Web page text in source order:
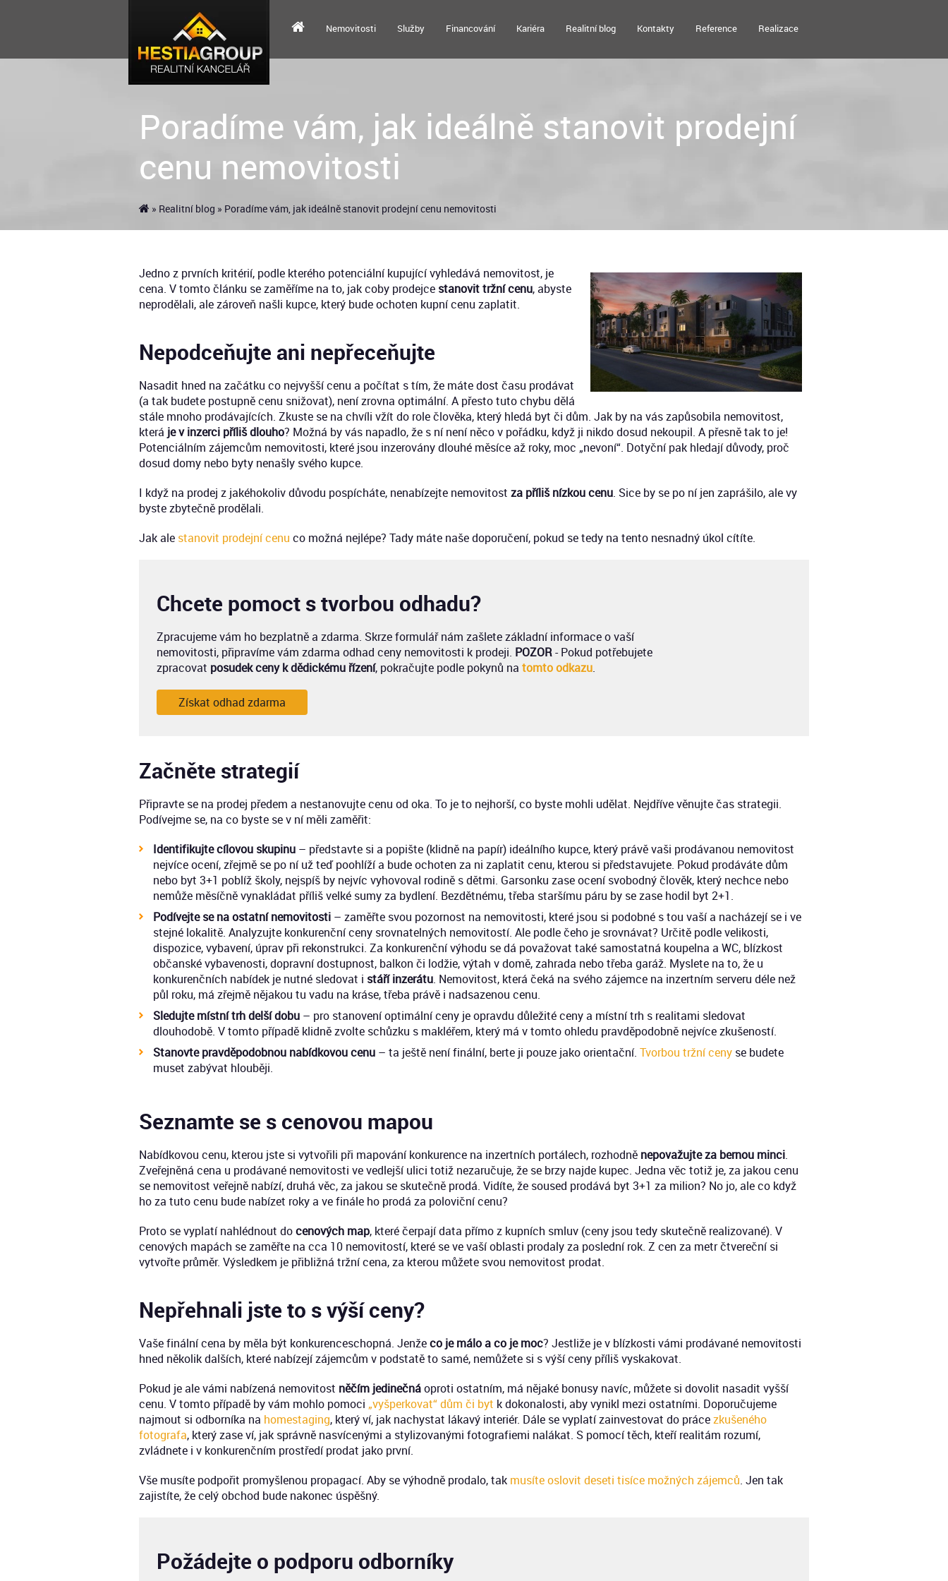
Nemovitosti Služby Financování Kariéra Realitní blog Kontakty Reference Realizace
Poradíme vám, jak ideálně stanovit prodejní
cenu nemovitosti
» Realitní blog » Poradíme vám, jak ideálně stanovit prodejní cenu nemovitosti
Jedno z prvních kritérií, podle kterého potenciální kupující vyhledává nemovitost, je
cena. V tomto článku se zaměříme na to, jak coby prodejce stanovit tržní cenu, abyste
neprodělali, ale zároveň našli kupce, který bude ochoten kupní cenu zaplatit.
Nepodceňujte ani nepřeceňujte
Nasadit hned na začátku co nejvyšší cenu a počítat s tím, že máte dost času prodávat
(a tak budete postupně cenu snižovat), není zrovna optimální. A přesto tuto chybu dělá
stále mnoho prodávajících. Zkuste se na chvíli vžít do role člověka, který hledá byt či dům. Jak by na vás zapůsobila nemovitost,
která je v inzerci příliš dlouho? Možná by vás napadlo, že s ní není něco v pořádku, když ji nikdo dosud nekoupil. A přesně tak to je!
Potenciálním zájemcům nemovitosti, které jsou inzerovány dlouhé měsíce až roky, moc „nevoní“. Dotyční pak hledají důvody, proč
dosud domy nebo byty nenašly svého kupce.
I když na prodej z jakéhokoliv důvodu pospícháte, nenabízejte nemovitost za příliš nízkou cenu. Sice by se po ní jen zaprášilo, ale vy
byste zbytečně prodělali.
Jak ale stanovit prodejní cenu co možná nejlépe? Tady máte naše doporučení, pokud se tedy na tento nesnadný úkol cítíte.
Chcete pomoct s tvorbou odhadu?
Zpracujeme vám ho bezplatně a zdarma. Skrze formulář nám zašlete základní informace o vaší
nemovitosti, připravíme vám zdarma odhad ceny nemovitosti k prodeji. POZOR- Pokud potřebujete
zpracovat posudek ceny k dědickému řízení, pokračujte podle pokynů na tomto odkazu.
Získat odhad zdarma
Začněte strategií
Připravte se na prodej předem a nestanovujte cenu od oka. To je to nejhorší, co byste mohli udělat. Nejdříve věnujte čas strategii.
Podívejme se, na co byste se v ní měli zaměřit:
Identifikujte cílovou skupinu – představte si a popište (klidně na papír) ideálního kupce, který právě vaši prodávanou nemovitost
nejvíce ocení, zřejmě se po ní už teď poohlíží a bude ochoten za ni zaplatit cenu, kterou si představujete. Pokud prodáváte dům
nebo byt 3+1 poblíž školy, nejspíš by nejvíc vyhovoval rodině s dětmi. Garsonku zase ocení svobodný člověk, který nechce nebo
nemůže měsíčně vynakládat příliš velké sumy za bydlení. Bezdětnému, třeba staršímu páru by se zase hodil byt 2+1.
Podívejte se na ostatní nemovitosti – zaměřte svou pozornost na nemovitosti, které jsou si podobné s tou vaší a nacházejí se i ve
stejné lokalitě. Analyzujte konkurenční ceny srovnatelných nemovitostí. Ale podle čeho je srovnávat? Určitě podle velikosti,
dispozice, vybavení, úprav při rekonstrukci. Za konkurenční výhodu se dá považovat také samostatná koupelna a WC, blízkost
občanské vybavenosti, dopravní dostupnost, balkon či lodžie, výtah v domě, zahrada nebo třeba garáž. Myslete na to, že u
konkurenčních nabídek je nutné sledovat i stáří inzerátu. Nemovitost, která čeká na svého zájemce na inzertním serveru déle než
půl roku, má zřejmě nějakou tu vadu na kráse, třeba právě i nadsazenou cenu.
Sledujte místní trh delší dobu – pro stanovení optimální ceny je opravdu důležité ceny a místní trh s realitami sledovat
dlouhodobě. V tomto případě klidně zvolte schůzku s makléřem, který má v tomto ohledu pravděpodobně nejvíce zkušeností.
Stanovte pravděpodobnou nabídkovou cenu – ta ještě není finální, berte ji pouze jako orientační. Tvorbou tržní ceny se budete
muset zabývat hlouběji.
Seznamte se s cenovou mapou
Nabídkovou cenu, kterou jste si vytvořili při mapování konkurence na inzertních portálech, rozhodně nepovažujte za bernou minci.
Zveřejněná cena u prodávané nemovitosti ve vedlejší ulici totiž nezaručuje, že se brzy najde kupec. Jedna věc totiž je, za jakou cenu
se nemovitost veřejně nabízí, druhá věc, za jakou se skutečně prodá. Vidíte, že soused prodává byt 3+1 za milion? No jo, ale co když
ho za tuto cenu bude nabízet roky a ve finále ho prodá za poloviční cenu?
Proto se vyplatí nahlédnout docenových map, které čerpají data přímo z kupních smluv (ceny jsou tedy skutečně realizované). V
cenových mapách se zaměřte na cca 10 nemovitostí, které se ve vaší oblasti prodaly za poslední rok. Z cen za metr čtvereční si
vytvořte průměr. Výsledkem je přibližná tržní cena, za kterou můžete svou nemovitost prodat.
Nepřehnali jste to s výší ceny?
Vaše finální cena by měla být konkurenceschopná. Jenžeco je málo a co je moc? Jestliže je v blízkosti vámi prodávané nemovitosti
hned několik dalších, které nabízejí zájemcům v podstatě to samé, nemůžete si s výší ceny příliš vyskakovat.
Pokud je ale vámi nabízená nemovitost něčím jedinečnáoproti ostatním, má nějaké bonusy navíc, můžete si dovolit nasadit vyšší
cenu. V tomto případě by vám mohlo pomoci „vyšperkovat“ dům či byt k dokonalosti, aby vynikl mezi ostatními. Doporučujeme
najmout si odborníka na homestaging, který ví, jak nachystat lákavý interiér. Dále se vyplatí zainvestovat do prácezkušeného
fotografa, který zase ví, jak správně nasvícenými a stylizovanými fotografiemi nalákat. S pomocí těch, kteří realitám rozumí,
zvládnete i v konkurenčním prostředí prodat jako první.
Vše musíte podpořit promyšlenou propagací. Aby se výhodně prodalo, tak musíte oslovit deseti tisíce možných zájemců. Jen tak
zajistíte, že celý obchod bude nakonec úspěšný.
Požádejte o podporu odborníky